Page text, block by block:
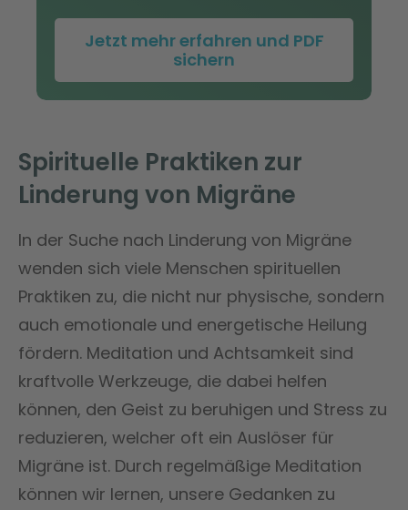
Jetzt mehr erfahren und PDF
sichern
Spirituelle Praktiken zur
Linderung von Migräne
In der Suche nach Linderung von Migräne
wenden sich viele Menschen spirituellen
Praktiken zu, die nicht nur physische, sondern
auch emotionale und energetische Heilung
fördern. Meditation und Achtsamkeit sind
kraftvolle Werkzeuge, die dabei helfen
können, den Geist zu beruhigen und Stress zu
reduzieren, welcher oft ein Auslöser für
Migräne ist. Durch regelmäßige Meditation
können wir lernen, unsere Gedanken zu